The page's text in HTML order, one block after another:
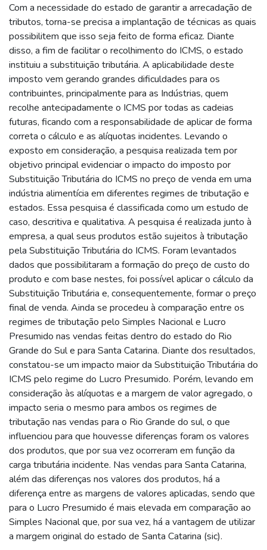
Com a necessidade do estado de garantir a arrecadação de
tributos, torna-se precisa a implantação de técnicas as quais
possibilitem que isso seja feito de forma eficaz. Diante
disso, a fim de facilitar o recolhimento do ICMS, o estado
instituiu a substituição tributária. A aplicabilidade deste
imposto vem gerando grandes dificuldades para os
contribuintes, principalmente para as Indústrias, quem
recolhe antecipadamente o ICMS por todas as cadeias
futuras, ficando com a responsabilidade de aplicar de forma
correta o cálculo e as alíquotas incidentes. Levando o
exposto em consideração, a pesquisa realizada tem por
objetivo principal evidenciar o impacto do imposto por
Substituição Tributária do ICMS no preço de venda em uma
indústria alimentícia em diferentes regimes de tributação e
estados. Essa pesquisa é classificada como um estudo de
caso, descritiva e qualitativa. A pesquisa é realizada junto à
empresa, a qual seus produtos estão sujeitos à tributação
pela Substituição Tributária do ICMS. Foram levantados
dados que possibilitaram a formação do preço de custo do
produto e com base nestes, foi possível aplicar o cálculo da
Substituição Tributária e, consequentemente, formar o preço
final de venda. Ainda se procedeu à comparação entre os
regimes de tributação pelo Simples Nacional e Lucro
Presumido nas vendas feitas dentro do estado do Rio
Grande do Sul e para Santa Catarina. Diante dos resultados,
constatou-se um impacto maior da Substituição Tributária do
ICMS pelo regime do Lucro Presumido. Porém, levando em
consideração às alíquotas e a margem de valor agregado, o
impacto seria o mesmo para ambos os regimes de
tributação nas vendas para o Rio Grande do sul, o que
influenciou para que houvesse diferenças foram os valores
dos produtos, que por sua vez ocorreram em função da
carga tributária incidente. Nas vendas para Santa Catarina,
além das diferenças nos valores dos produtos, há a
diferença entre as margens de valores aplicadas, sendo que
para o Lucro Presumido é mais elevada em comparação ao
Simples Nacional que, por sua vez, há a vantagem de utilizar
a margem original do estado de Santa Catarina (sic).